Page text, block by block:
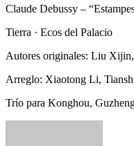
Claude Debussy –
Tierra · Ecos del Palacio
Autores originales: Liu
Arreglo: Xiaotong Li,
Trío para Konghou,